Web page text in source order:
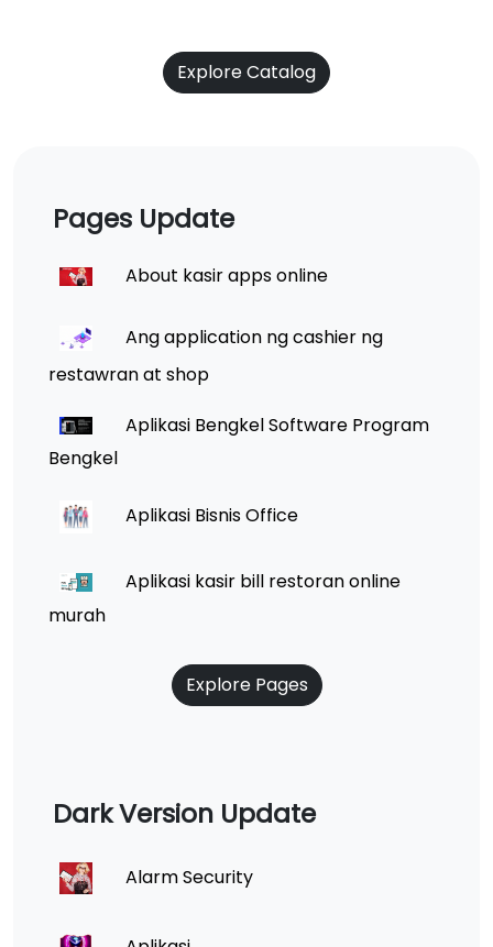
Explore Catalog
Pages Update
About kasir apps online
Ang application ng cashier ng
restawran at shop
Aplikasi Bengkel Software Program
Bengkel
Aplikasi Bisnis Office
Aplikasi kasir bill restoran online
murah
Explore Pages
Dark Version Update
Alarm Security